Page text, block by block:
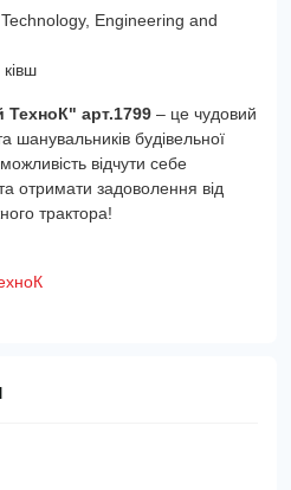
Engineering and
ТехноК" арт.1799 – це чудовий
шанувальників будівельної
відчути себе
отримати задоволення від
трактора!